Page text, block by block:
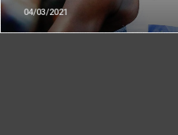
04/03/2021